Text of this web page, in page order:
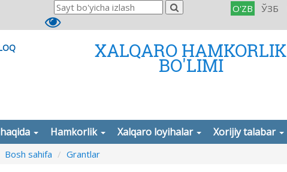
O'ZB ЎЗБ
XALQARO HAMKORLIK
BO'LIMI
Hamkorlik Xalqaro loyihalar Xorijiy talabar
Bosh sahifa Grantlar